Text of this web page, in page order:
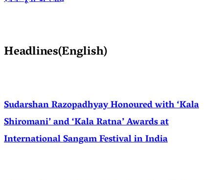
Headlines(English)
Sudarshan Razopadhyay Honoured with ‘Kala
Shiromani’ and ‘Kala Ratna’ Awards at
International Sangam Festival in India